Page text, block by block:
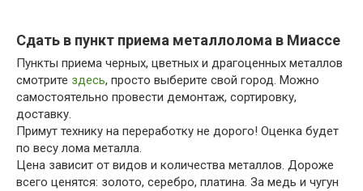
Сдать в пункт приема металлолома в Миассе
Пункты приема черных, цветных и драгоценных металлов
смотрите здесь, просто выберите свой город. Можно
самостоятельно провести демонтаж, сортировку,
доставку.
Примут технику на переработку не дорого! Оценка будет
по весу лома металла.
Цена зависит от видов и количества металлов. Дороже
всего ценятся: золото, серебро, платина. За медь и чугун